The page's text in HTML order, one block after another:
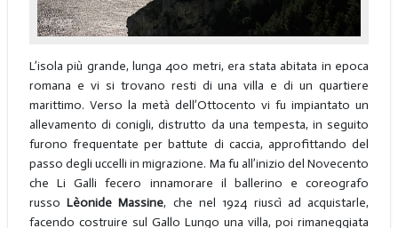
L’isola più grande, lunga 400 metri, era stata abitata in epoca
romana e vi si trovano resti di una villa e di un quartiere
marittimo. Verso la metà dell’Ottocento vi fu impiantato un
allevamento di conigli, distrutto da una tempesta, in seguito
furono frequentate per battute di caccia, approfittando del
passo degli uccelli in migrazione. Ma fu all’inizio del Novecento
che Li Galli fecero innamorare il ballerino e coreografo
russoLèonide Massine, che nel 1924 riuscì ad acquistarle,
facendo costruire sul Gallo Lungo una villa, poi rimaneggiata